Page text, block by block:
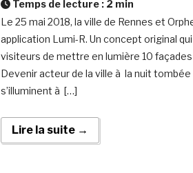
Temps de lecture : 2 min
Le 25 mai 2018, la ville de Rennes et
application Lumi-R. Un concept original
visiteurs de mettre en lumière 10
Devenir acteur de la ville à la nuit tombée
s’illuminent à […]
Lire la suite →